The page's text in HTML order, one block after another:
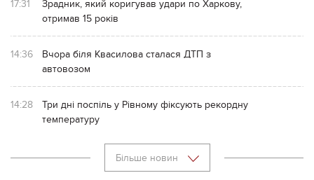
17:31
Зрадник, який коригував удари по Харкову,
отримав 15 років
14:36
Вчора біля Квасилова сталася ДТП з
автовозом
14:28
Три дні поспіль у Рівному фіксують рекордну
температуру
Більше новин